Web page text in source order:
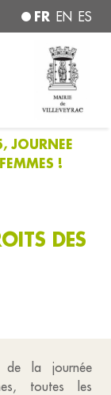
FR EN ES
JOURNEE
!
DES
de la journée
toutes les